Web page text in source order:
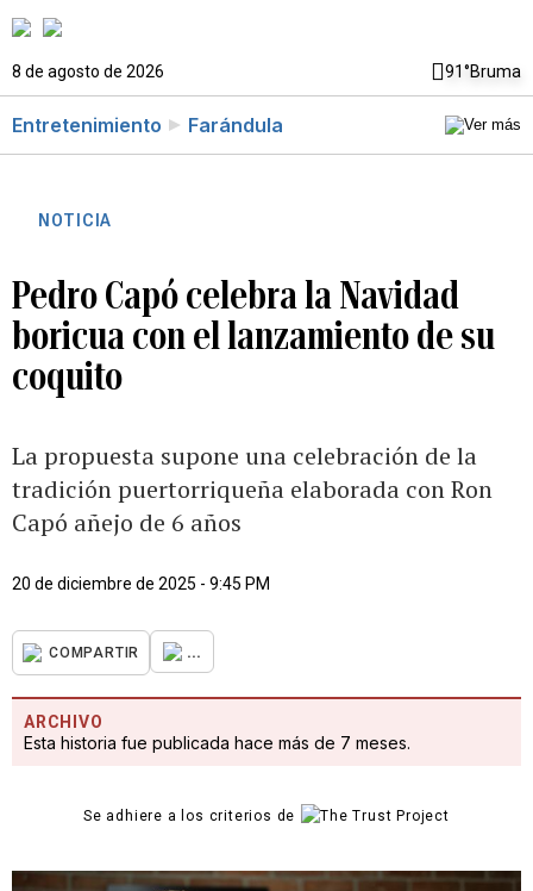
8 de agosto de 2026 91°Bruma
Entretenimiento Farándula
NOTICIA
Pedro Capó celebra la Navidad
boricua con el lanzamiento de su
coquito
La propuesta supone una celebración de la
tradición puertorriqueña elaborada con Ron
Capó añejo de 6 años
20 de diciembre de 2025 - 9:45 PM
COMPARTIR ...
ARCHIVO
Esta historia fue publicada hace más de 7 meses.
Se adhiere a los criterios de